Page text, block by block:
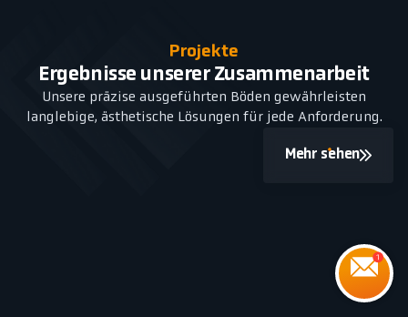
Projekte
Ergebnisse unserer Zusammenarbeit
Unsere präzise ausgeführten Böden gewährleisten
langlebige, ästhetische Lösungen für jede Anforderung.
Mehr sehen